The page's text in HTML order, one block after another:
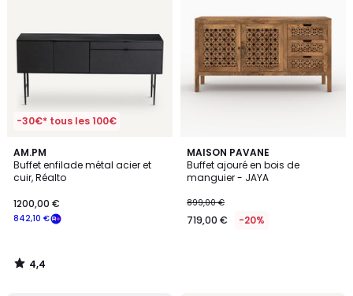
-30€* tous les 100€
AM.PM
Buffet enfilade métal acier et
cuir, Réalto
842,10 €
1200,00 €
4,4
/ 5
4,4
/
MAISON PAVANE
Buffet ajouré en bois de
manguier - JAYA
899,00 €
719,00 € -20%